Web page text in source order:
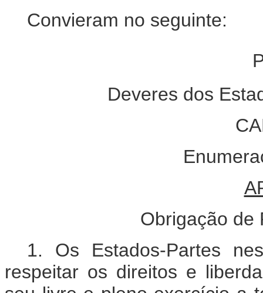
Convieram no seguinte:
Deveres dos
Obrigação de
1. Os Estados-Partes
respeitar os direitos e